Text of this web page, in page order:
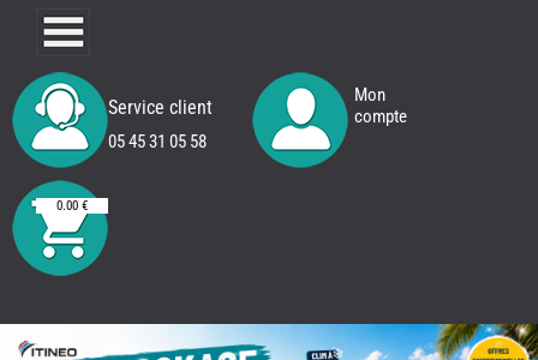
Service client
05 45 31 05 58
Mon
compte
0.00 €